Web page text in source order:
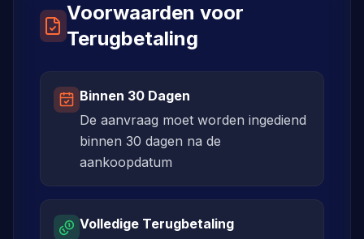
Voorwaarden voor
Terugbetaling
Binnen 30 Dagen
De aanvraag moet worden ingediend
binnen 30 dagen na de
aankoopdatum
Volledige Terugbetaling